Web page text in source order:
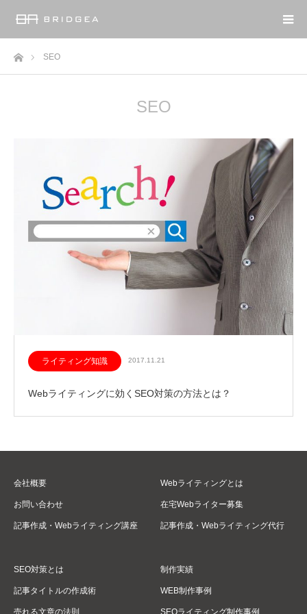
ホームSEO
SEO
ライティング知識 2017.11.21
Webライティングに効くSEO対策の方法とは？
会社概要
お問い合わせ
記事作成・Webライティング講座
Webライティングとは
在宅Webライター募集
記事作成・Webライティング代行
SEO対策とは
記事タイトルの作成術
売れる文章の法則
制作実績
WEB制作事例
SEOライティング制作事例